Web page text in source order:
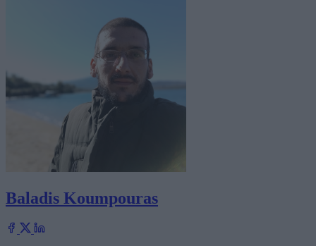
Baladis Koumpouras